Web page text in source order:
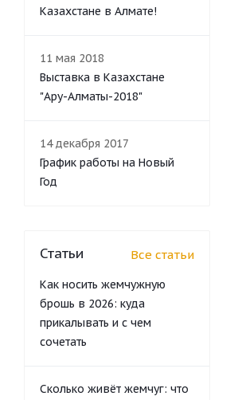
Казахстане в Алмате!
11 мая 2018
Выставка в Казахстане
"Ару-Алматы-2018"
14 декабря 2017
График работы на Новый
Год
Статьи Все статьи
Как носить жемчужную
брошь в 2026: куда
прикалывать и с чем
сочетать
Сколько живёт жемчуг: что